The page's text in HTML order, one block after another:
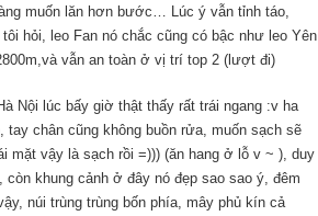
muốn lăn hơn bước… Lúc ý vẫn tỉnh táo,
hỏi, leo Fan nó chắc cũng có bậc như leo Yên
vẫn an toàn ở vị trí top 2 (lượt đi)
Nội lúc bấy giờ thật thấy rất trái ngang :v ha
tay chân cũng không buồn rửa, muốn sạch sẽ
mặt vậy là sạch rồi =))) (ăn hang ở lỗ v ~ ), duy
khung cảnh ở đây nó đẹp sao sao ý, đêm
núi trùng trùng bốn phía, mây phủ kín cả